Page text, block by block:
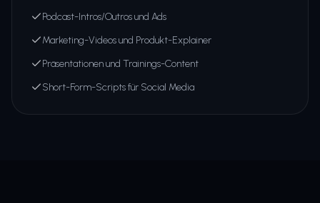
Podcast-Intros/Outros und Ads
Marketing-Videos und Produkt-Explainer
Präsentationen und Trainings-Content
Short-Form-Scripts für Social Media